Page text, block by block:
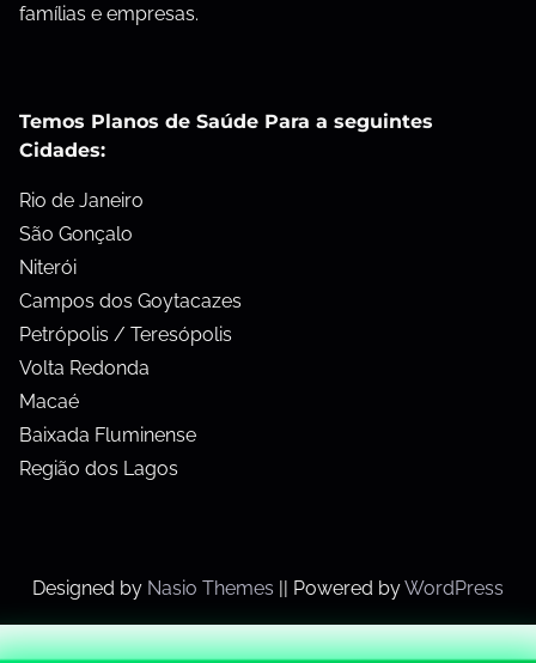
famílias e empresas.
Temos Planos de Saúde Para a seguintes
Cidades:
Rio de Janeiro
São Gonçalo
Niterói
Campos dos Goytacazes
Petrópolis / Teresópolis
Volta Redonda
Macaé
Baixada Fluminense
Região dos Lagos
Designed by Nasio Themes || Powered byWordPress